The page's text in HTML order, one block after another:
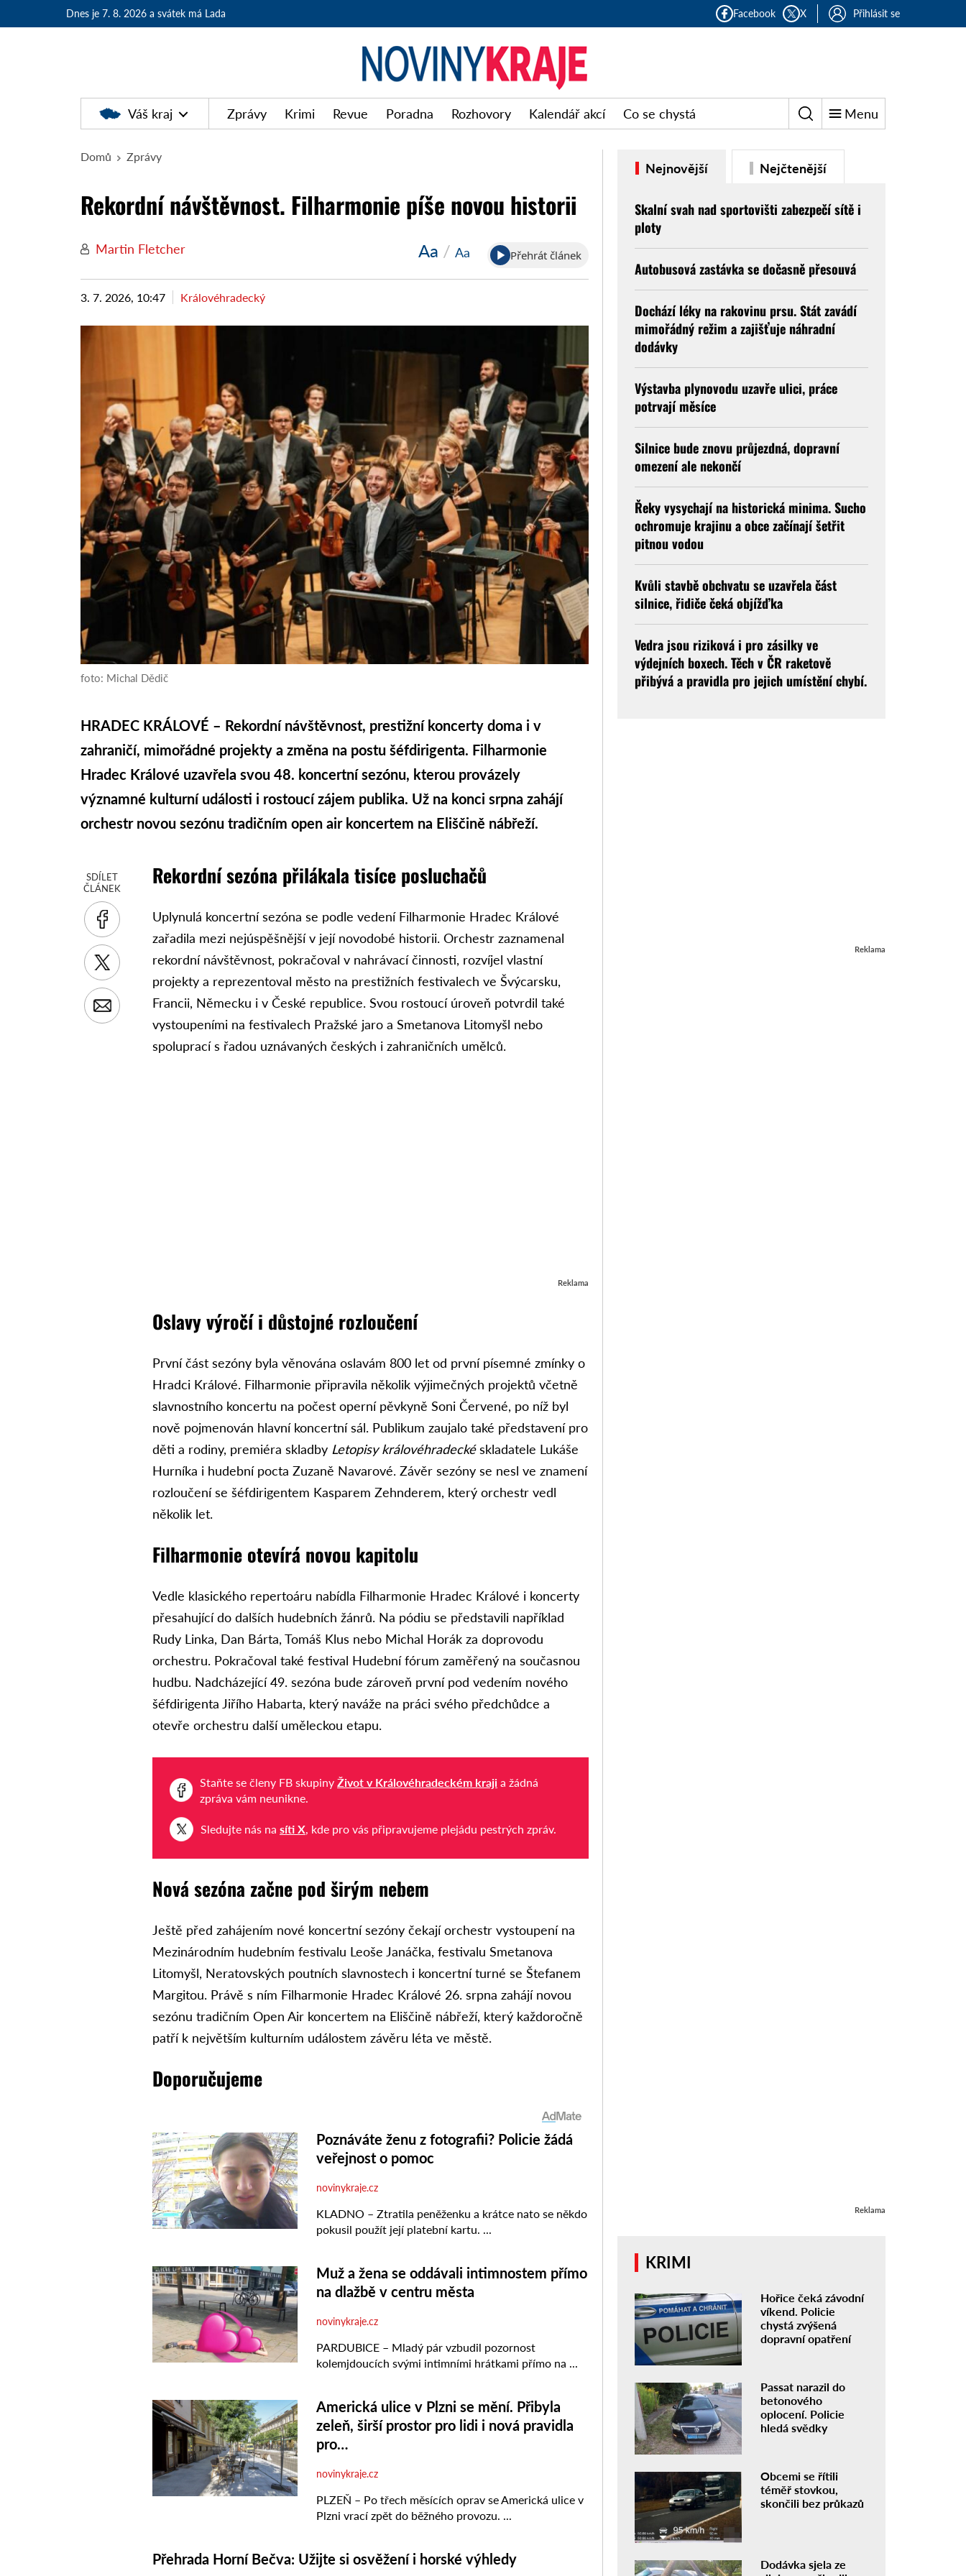
Dnes je 7. 8. 2026 a svátek má Lada Facebook X Přihlásit se
Noviny
kraje
Váš kraj Zprávy Krimi Revue Poradna Rozhovory Kalendář akcí Co se chystá Menu
Domů Zprávy
Rekordní návštěvnost. Filharmonie píše novou historii
Martin Fletcher Aa / Aa Přehrát článek
3. 7. 2026, 10:47 Královéhradecký
foto: Michal Dědič
HRADEC KRÁLOVÉ – Rekordní návštěvnost, prestižní koncerty doma i v
zahraničí, mimořádné projekty a změna na postu šéfdirigenta. Filharmonie
Hradec Králové uzavřela svou 48. koncertní sezónu, kterou provázely
významné kulturní události i rostoucí zájem publika. Už na konci srpna zahájí
orchestr novou sezónu tradičním open air koncertem na Eliščině nábřeží.
SDÍLET
ČLÁNEK
Rekordní sezóna přilákala tisíce posluchačů
Uplynulá koncertní sezóna se podle vedení Filharmonie Hradec Králové
zařadila mezi nejúspěšnější v její novodobé historii. Orchestr zaznamenal
rekordní návštěvnost, pokračoval v nahrávací činnosti, rozvíjel vlastní
projekty a reprezentoval město na prestižních festivalech ve Švýcarsku,
Francii, Německu i v České republice. Svou rostoucí úroveň potvrdil také
vystoupeními na festivalech Pražské jaro a Smetanova Litomyšl nebo
spoluprací s řadou uznávaných českých i zahraničních umělců.
Reklama
Oslavy výročí i důstojné rozloučení
První část sezóny byla věnována oslavám 800 let od první písemné zmínky o
Hradci Králové. Filharmonie připravila několik výjimečných projektů včetně
slavnostního koncertu na počest operní pěvkyně Soni Červené, po níž byl
nově pojmenován hlavní koncertní sál. Publikum zaujalo také představení pro
děti a rodiny, premiéra skladby Letopisy královéhradeckéskladatele Lukáše
Hurníka i hudební pocta Zuzaně Navarové. Závěr sezóny se nesl ve znamení
rozloučení se šéfdirigentem Kasparem Zehnderem, který orchestr vedl
několik let.
Filharmonie otevírá novou kapitolu
Vedle klasického repertoáru nabídla Filharmonie Hradec Králové i koncerty
přesahující do dalších hudebních žánrů. Na pódiu se představili například
Rudy Linka, Dan Bárta, Tomáš Klus nebo Michal Horák za doprovodu
orchestru. Pokračoval také festival Hudební fórum zaměřený na současnou
hudbu. Nadcházející 49. sezóna bude zároveň první pod vedením nového
šéfdirigenta Jiřího Habarta, který naváže na práci svého předchůdce a
otevře orchestru další uměleckou etapu.
Staňte se členy FB skupinyŽivot v Královéhradeckém kraji a žádná
zpráva vám neunikne.
Sledujte nás nasíti X , kde pro vás připravujeme plejádu pestrých zpráv.
Nová sezóna začne pod širým nebem
Ještě před zahájením nové koncertní sezóny čekají orchestr vystoupení na
Mezinárodním hudebním festivalu Leoše Janáčka, festivalu Smetanova
Litomyšl, Neratovských poutních slavnostech i koncertní turné se Štefanem
Margitou. Právě s ním Filharmonie Hradec Králové 26. srpna zahájí novou
sezónu tradičním Open Air koncertem na Eliščině nábřeží, který každoročně
patří k největším kulturním událostem závěru léta ve městě.
Doporučujeme
Nejnovější Nejčtenější
Skalní svah nad sportovišti zabezpečí sítě i
ploty
Autobusová zastávka se dočasně přesouvá
Dochází léky na rakovinu prsu. Stát zavádí
mimořádný režim a zajišťuje náhradní
dodávky
Výstavba plynovodu uzavře ulici, práce
potrvají měsíce
Silnice bude znovu průjezdná, dopravní
omezení ale nekončí
Řeky vysychají na historická minima. Sucho
ochromuje krajinu a obce začínají šetřit
pitnou vodou
Kvůli stavbě obchvatu se uzavřela část
silnice, řidiče čeká objížďka
Vedra jsou riziková i pro zásilky ve
výdejních boxech. Těch v ČR raketově
přibývá a pravidla pro jejich umístění chybí.
Reklama
Reklama
KRIMI
Hořice čeká závodní
víkend. Policie
chystá zvýšená
dopravní opatření
Passat narazil do
betonového
oplocení. Policie
hledá svědky
Obcemi se řítili
téměř stovkou,
skončili bez průkazů
Dodávka sjela ze